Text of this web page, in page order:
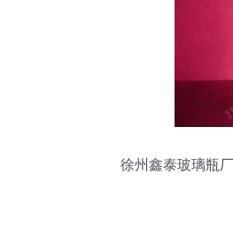
徐州鑫泰玻璃瓶